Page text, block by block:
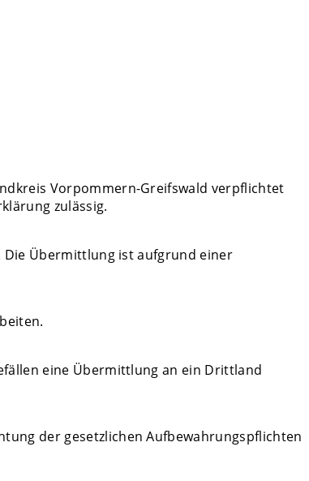
Vorpommern-Greifswald verpflichtet
zulässig.
Übermittlung ist aufgrund einer
eine Übermittlung an ein Drittland
der gesetzlichen Aufbewahrungspflichten